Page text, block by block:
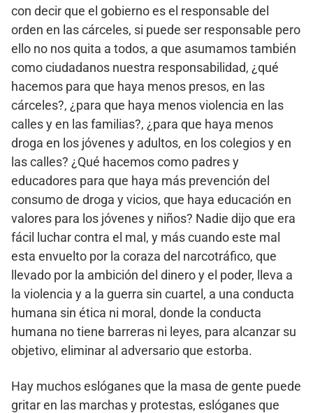
con decir que el gobierno es el responsable del
orden en las cárceles, si puede ser responsable pero
ello no nos quita a todos, a que asumamos también
como ciudadanos nuestra responsabilidad, ¿qué
hacemos para que haya menos presos, en las
cárceles?, ¿para que haya menos violencia en las
calles y en las familias?, ¿para que haya menos
droga en los jóvenes y adultos, en los colegios y en
las calles? ¿Qué hacemos como padres y
educadores para que haya más prevención del
consumo de droga y vicios, que haya educación en
valores para los jóvenes y niños? Nadie dijo que era
fácil luchar contra el mal, y más cuando este mal
esta envuelto por la coraza del narcotráfico, que
llevado por la ambición del dinero y el poder, lleva a
la violencia y a la guerra sin cuartel, a una conducta
humana sin ética ni moral, donde la conducta
humana no tiene barreras ni leyes, para alcanzar su
objetivo, eliminar al adversario que estorba.
Hay muchos eslóganes que la masa de gente puede
gritar en las marchas y protestas, eslóganes que